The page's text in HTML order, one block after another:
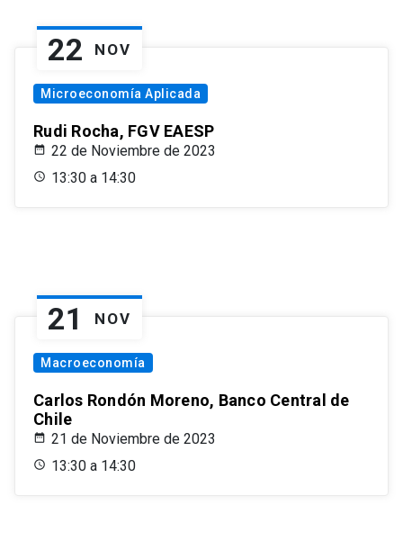
22 NOV
Microeconomía Aplicada
Rudi Rocha, FGV EAESP
22 de Noviembre de 2023
13:30 a 14:30
21 NOV
Macroeconomía
Carlos Rondón Moreno, Banco Central de
Chile
21 de Noviembre de 2023
13:30 a 14:30